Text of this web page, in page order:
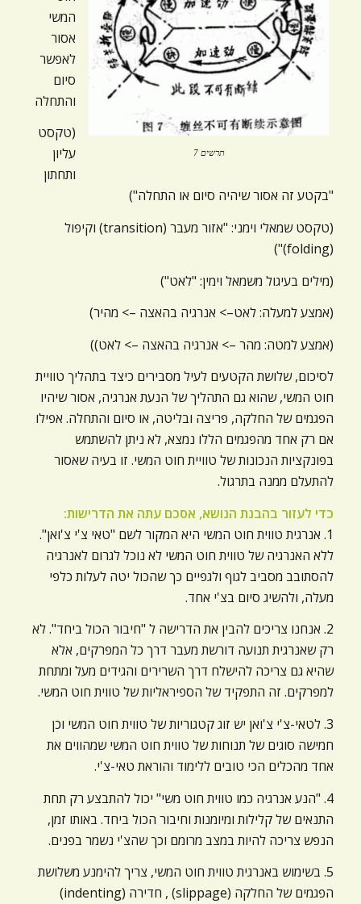
תרשים 7
המשי
אסור
לאפשר
סיום
והתחלה
(טקסט
עליון
ותחתון
"בקטע זה אסור שיהיה סיום או התחלה")
(טקסט שמאלי וימני: "אזור מעבר (transition) וקיפול
(folding)")
(מילים בעיגול משמאל וימין: "לאט")
(אמצע למעלה: לאט–> אנרגיה בהאצה –> מהיר)
(אמצע למטה: מהר –> אנרגיה בהאצה –> לאט))
לסיכום, שלושת הקטעים לעיל מסבירים כיצד בתהליך טוויית
חוט המשי, שהוא גם התהליך של הנעת אנרגיה, אסור שיהיו
הפגמים של החלקה, פריצה ובליטה, או סיום והתחלה. אפילו
אם רק אחד מהפגמים הללו נמצא, לא ניתן להשתמש
בפונקציות הנכונות של טוויית חוט המשי. זו בעיה שאסור
להתעלם ממנה בתרגול.
כדי לעזור בהבנת הנושא, אסכם עתה את הדרישות:
1. אנרגית טווית חוט המשי היא המקור לשם "טאי צ'י צ'ואן".
ללא האנרגיה של טווית חוט המשי לא נוכל לגרום לאנרגיה
להסתובב מסביב לגוף ולגפיים כך שהכול יטה לעלות כלפי
מעלה, ולהשיג סיום בצ'י אחד.
2. אנחנו צריכים להבין את הדרישה ל "חיבור הכול ביחד". לא
רק שאנרגית תנועה דורשת מעבר דרך כל המפרקים, אלא
שהיא גם צריכה להישלח דרך השרירים והגידים מעל ומתחת
למפרקים. זה התפקיד של הספיראליות של טווית חוט המשי.
3. לטאי-צ'י צ'ואן יש זוג קטגוריות של טווית חוט המשי וכן
חמישה סוגים של תנוחות של טווית חוט המשי שמהווים את
אחד מהכלים הכי טובים ללימוד והוראת טאי-צ'י.
4. "הנע אנרגיה כמו טווית חוט משי" יכול להתבצע רק תחת
התנאים של קלילות ומיומנות וחיבור הכול ביחד. באותו זמן,
הנפש צריכה להיות במצב מרומם וכך שהצ'י נשמר בפנים.
5. בשימוש באנרגית טווית חוט המשי, צריך להימנע משלושת
הפגמים של החלקה (slippage) , חדירה (indenting)